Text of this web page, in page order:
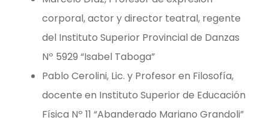
corporal, actor y director teatral, regente
del Instituto Superior Provincial de Danzas
Nº 5929 “Isabel Taboga”
Pablo Cerolini, Lic. y Profesor en Filosofía,
docente en Instituto Superior de Educación
Física Nº 11 “Abanderado Mariano Grandoli”